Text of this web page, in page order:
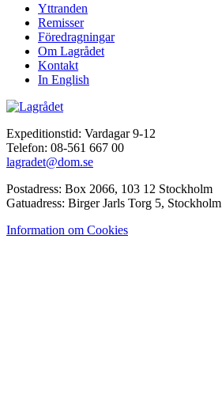
Yttranden
Remisser
Föredragningar
Om Lagrådet
Kontakt
In English
Expeditionstid: Vardagar 9-12
Telefon: 08-561 667 00
lagradet@dom.se
Postadress: Box 2066, 103 12 Stockholm
Gatuadress: Birger Jarls Torg 5, Stockholm
Information om Cookies